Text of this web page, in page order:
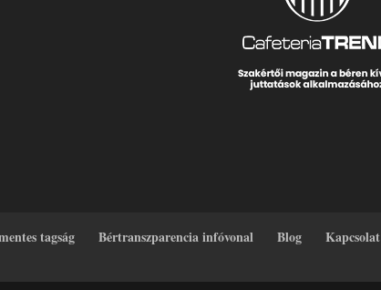
tagság Bértranszparencia infóvonal Blog Kapcsolat